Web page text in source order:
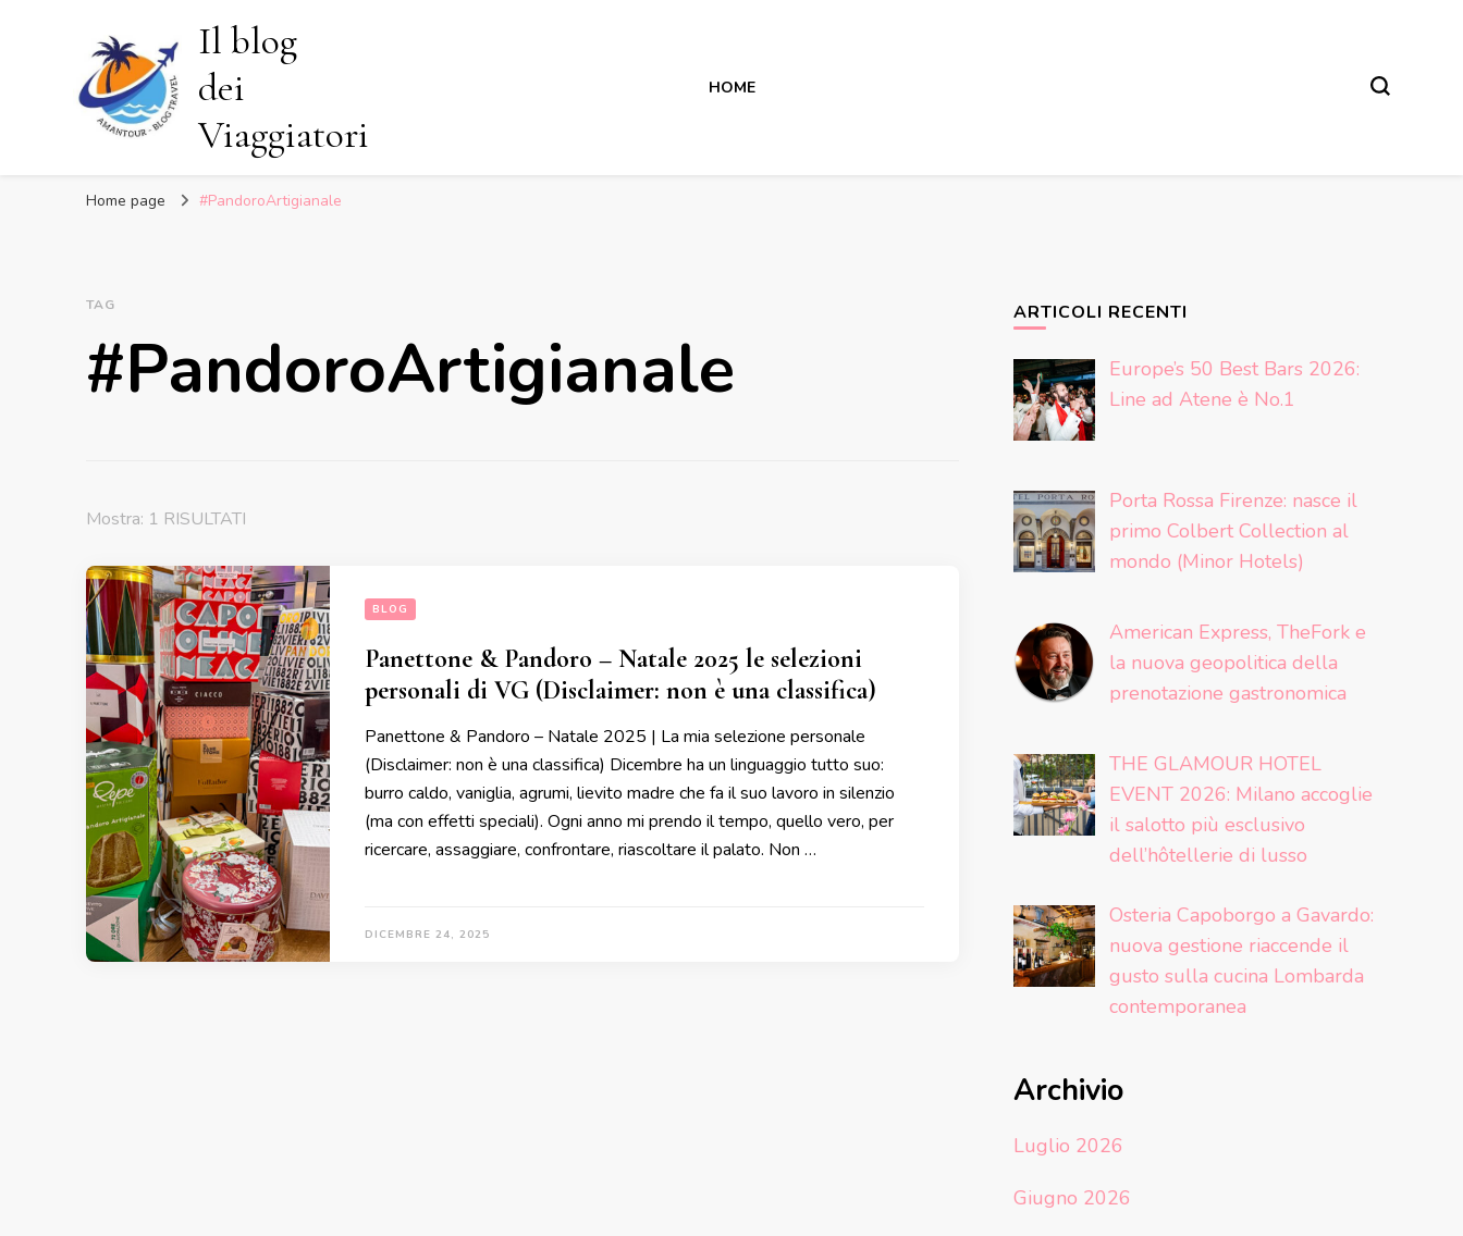
Il blog
dei
Viaggiatori
HOME
Home page #PandoroArtigianale
TAG
#PandoroArtigianale
Mostra: 1 RISULTATI
BLOG
Panettone & Pandoro – Natale 2025 le selezioni
personali di VG (Disclaimer: non è una classifica)
Panettone & Pandoro – Natale 2025 | La mia selezione personale
(Disclaimer: non è una classifica) Dicembre ha un linguaggio tutto suo:
burro caldo, vaniglia, agrumi, lievito madre che fa il suo lavoro in silenzio
(ma con effetti speciali). Ogni anno mi prendo il tempo, quello vero, per
ricercare, assaggiare, confrontare, riascoltare il palato. Non …
DICEMBRE 24, 2025
ARTICOLI RECENTI
Europe’s 50 Best Bars 2026:
Line ad Atene è No.1
Porta Rossa Firenze: nasce il
primo Colbert Collection al
mondo (Minor Hotels)
American Express, TheFork e
la nuova geopolitica della
prenotazione gastronomica
THE GLAMOUR HOTEL
EVENT 2026: Milano accoglie
il salotto più esclusivo
dell’hôtellerie di lusso
Osteria Capoborgo a Gavardo:
nuova gestione riaccende il
gusto sulla cucina Lombarda
contemporanea
Archivio
Luglio 2026
Giugno 2026